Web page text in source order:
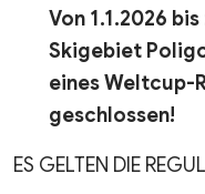
Von 1.1.2026
Skigebiet
eines Weltcup-
geschlossen!
ES GELTEN DIE